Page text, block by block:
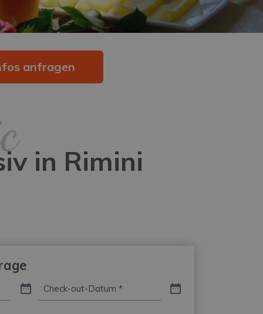
anfragen
in Rimini
Check-
out-